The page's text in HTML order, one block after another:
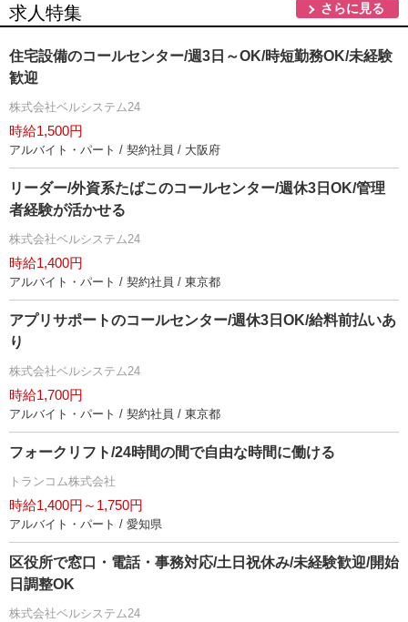
求人特集 さらに見る
住宅設備のコールセンター/週3日～OK/時短勤務OK/未経験
歓迎
株式会社ベルシステム24
時給1,500円
アルバイト・パート / 契約社員 / 大阪府
リーダー/外資系たばこのコールセンター/週休3日OK/管理
者経験が活かせる
株式会社ベルシステム24
時給1,400円
アルバイト・パート / 契約社員 / 東京都
アプリサポートのコールセンター/週休3日OK/給料前払いあ
り
株式会社ベルシステム24
時給1,700円
アルバイト・パート / 契約社員 / 東京都
フォークリフト/24時間の間で自由な時間に働ける
トランコム株式会社
時給1,400円～1,750円
アルバイト・パート / 愛知県
区役所で窓口・電話・事務対応/土日祝休み/未経験歓迎/開始
日調整OK
株式会社ベルシステム24